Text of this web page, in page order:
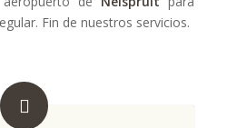
Fin de nuestros servicios.